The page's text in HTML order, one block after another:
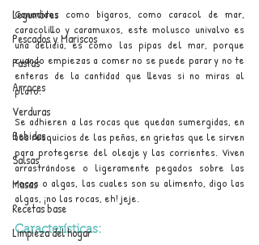
Legumbres
Pescados y Mariscos
Pastas
Arroces
Verduras
Bebidas
Salsas
Masas
Recetas base
Limpieza del hogar
Conocidos como bígaros, como caracol de mar,
caracolillo y caramuxos, este molusco univalvo es
una delicia, es como las pipas del mar, porque
cuando empiezas a comer no se puede parar y no te
enteras de la cantidad que llevas si no miras al
plato.
Se adhieren a las rocas que quedan sumergidas, en
los resquicios de las peñas, en grietas que le sirven
para protegerse del oleaje y las corrientes. Viven
arrastrándose o ligeramente pegados sobre las
rocas o algas, las cuales son su alimento, digo las
algas, ¡no las rocas, eh! jeje.
Características: